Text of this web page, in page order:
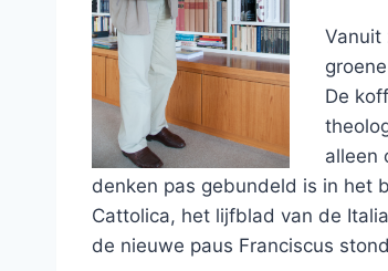
Vanuit
De
alleen
denken pas gebundeld is in het
Cattolica, het lijfblad van de
de nieuwe paus Franciscus